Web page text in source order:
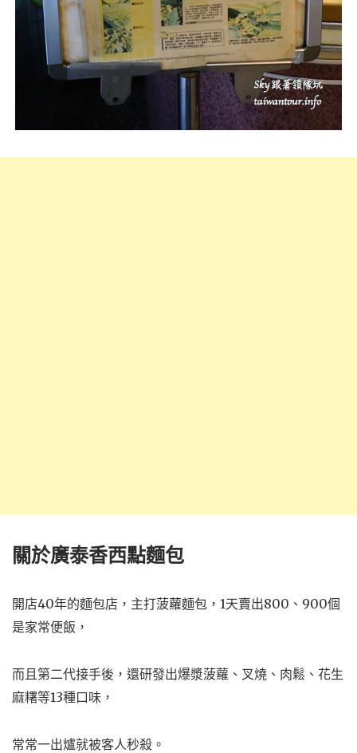
關於廣泰香西點麵包
開店40年的麵包店，主打菠蘿麵包，1天賣出800、900個
是家常便飯，
而且第二代接手後，還研發出爆漿菠蘿、叉燒、肉鬆、花生
麻糬等13種口味，
常常一出爐就被客人秒殺。